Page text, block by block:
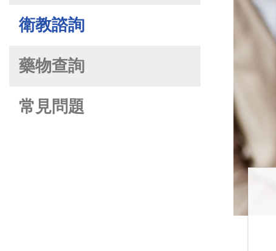
衛教諮詢
藥物查詢
常見問題